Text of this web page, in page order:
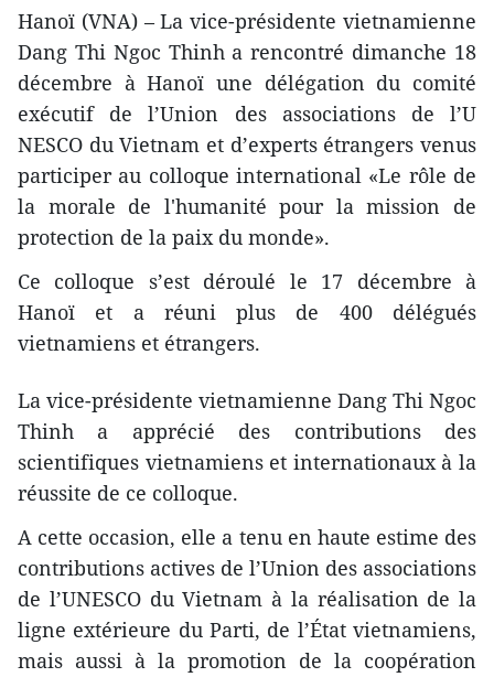
Hanoï (VNA) – La vice-présidente vietnamienne
Dang Thi Ngoc Thinh a rencontré dimanche 18
décembre à Hanoï une délégation du comité
exécutif de l’Union des associations de l’U​
NESCO du Vietnam et d’experts étrangers venus
participer au colloque international «Le rôle de
la morale de l'humanité pour la mission de
protection de la paix du monde».
Ce colloque s’est déroulé le 17 décembre à
Hanoï et a réuni plus de 400 délégués
vietnamiens et étrangers.
La vice-présidente vietnamienne Dang Thi Ngoc
Thinh a apprécié des contributions des
scientifiques vietnamiens et internationaux à la
réussite de ce colloque.
A cette occasion, elle a tenu en haute estime des
contributions actives de l’Union des associations
de l’UNESCO du Vietnam à la réalisation de la
ligne extérieure du Parti, de l’État vietnamiens,
mais aussi à la promotion de la coopération